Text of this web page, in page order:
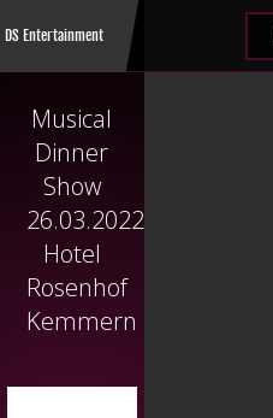
DS Entertainment
Musical
Dinner
Show
26.03.2022
Hotel
Rosenhof
Kemmern